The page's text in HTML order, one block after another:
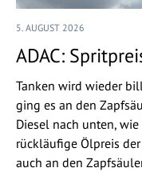
5. AUGUST 2026
ADAC:
Tanken wird wieder
ging es an den
Diesel nach unten, wie
rückläufige Ölpreis
auch an den